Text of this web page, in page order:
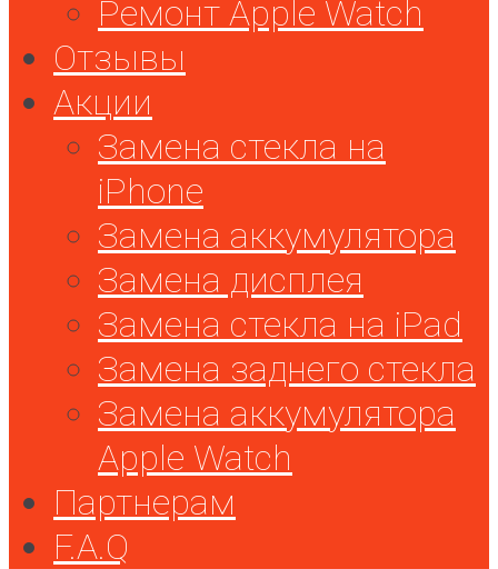
Ремонт Apple Watch
Отзывы
Акции
Замена стекла на
iPhone
Замена аккумулятора
Замена дисплея
Замена стекла на iPad
Замена заднего стекла
Замена аккумулятора
Apple Watch
Партнерам
F.A.Q